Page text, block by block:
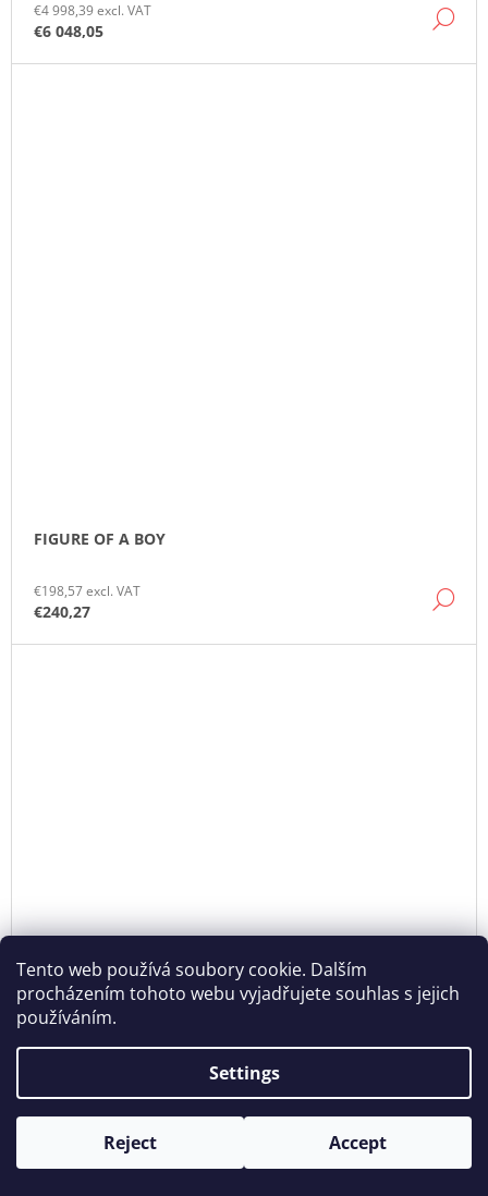
Tento web používá soubory cookie. Dalším
procházením tohoto webu vyjadřujete souhlas s jejich
používáním.
Settings
Reject Accept
Opening hours: Tue - Sun - 11:00 -19:00
€4 998,39 excl. VAT
€6 048,05
FIGURE OF A BOY
€198,57 excl. VAT
€240,27
CAT WITH A STICK
€297,85 excl. VAT